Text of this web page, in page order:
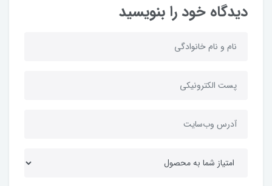
دیدگاه خود را بنویسید